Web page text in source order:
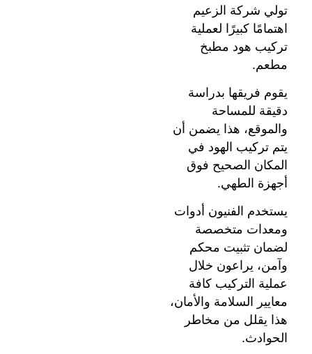
تولي شركة الزعيم
اهتمامًا كبيرًا لعملية
تركيب هود مطبخ
مطعم.
يقوم فريقها بدراسة
دقيقة للمساحة
والموقع، هذا يضمن أن
يتم تركيب الهود في
المكان الصحيح فوق
أجهزة الطهي.
يستخدم الفنيون أدوات
ومعدات متخصصة
لضمان تثبيت محكم
وآمن، يراعون خلال
عملية التركيب كافة
معايير السلامة والأمان،
هذا يقلل من مخاطر
الحوادث.